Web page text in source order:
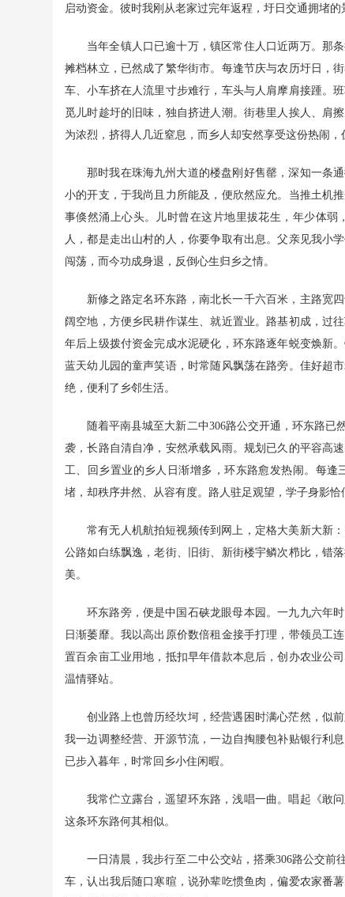
启动资金。彼时我刚从老家过完年返程，圩日交通拥堵的
当年全镇人口已逾十万，镇区常住人口近两万。那
摊档林立，已然成了繁华街市。每逢节庆与农历圩日，
车、小车挤在人流里寸步难行，车头与人肩摩肩接踵。
觅儿时趁圩的旧味，独自挤进人潮。街巷里人挨人、肩
为浓烈，挤得人几近窒息，而乡人却安然享受这份热闹，
那时我在珠海九州大道的楼盘刚好售罄，深知一条
小的开支，于我尚且力所能及，便欣然应允。当推土机
事倏然涌上心头。儿时曾在这片地里拔花生，年少体
人，都是走出山村的人，你要争取有出息。父亲见我小
闯荡，而今功成身退，反倒心生归乡之情。
新修之路定名环东路，南北长一千六百米，主路宽
阔空地，方便乡民耕作谋生、就近置业。路基初成，过
年后上级拨付资金完成水泥硬化，环东路逐年蜕变焕新
蓝天幼儿园的童声笑语，时常随风飘荡在路旁。佳好超
绝，便利了乡邻生活。
随着平南县城至大新二中306路公交开通，环东路
袭，长路自清自净，安然承载风雨。规划已久的平容高
工、回乡置业的乡人日渐增多，环东路愈发热闹。每
堵，却秩序井然、从容有度。路人驻足观望，学子身影
常有无人机航拍短视频传到网上，定格大美新大新
公路如白练飘逸，老街、旧街、新街楼宇鳞次栉比，错
美。
环东路旁，便是中国石硖龙眼母本园。一九九六年
日渐萎靡。我以高出原价数倍租金接手打理，带领员工
置百余亩工业用地，抵扣早年借款本息后，创办农业公
温情驿站。
创业路上也曾历经坎坷，经营遇困时满心茫然，似
我一边调整经营、开源节流，一边自掏腰包补贴银行利
已步入暮年，时常回乡小住闲暇。
我常伫立露台，遥望环东路，浅唱一曲。唱起《敢
这条环东路何其相似。
一日清晨，我步行至二中公交站，搭乘306路公交
车，认出我后随口寒暄，说孙辈吃惯鱼肉，偏爱农家番